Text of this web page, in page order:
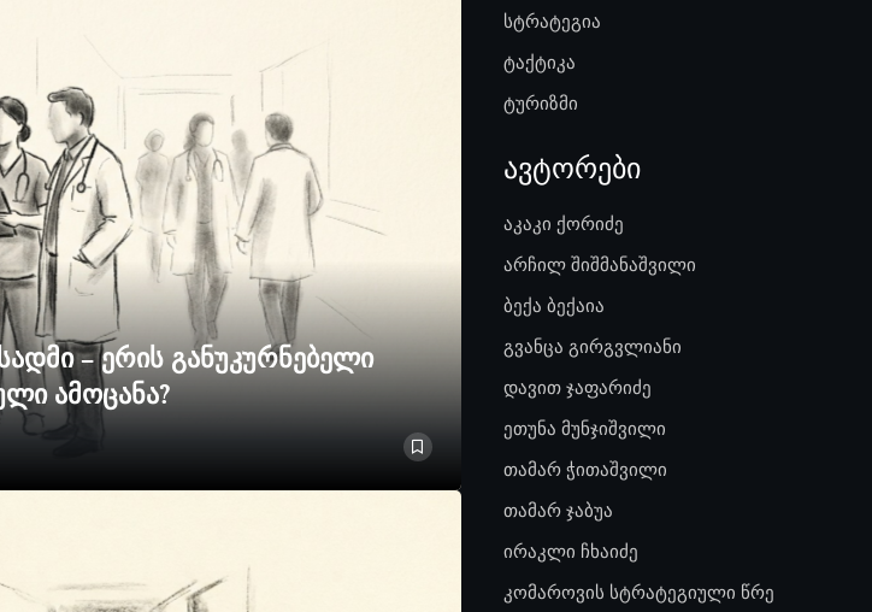
– ერის განუკურნებელი
ამოცანა?
სტრატეგია
ტაქტიკა
ტურიზმი
ავტორები
აკაკი ქორიძე
არჩილ შიშმანაშვილი
ბექა ბექაია
გვანცა გირგვლიანი
დავით ჯაფარიძე
ეთუნა მუნჯიშვილი
თამარ ჭითაშვილი
თამარ ჯაბუა
ირაკლი ჩხაიძე
კომაროვის სტრატეგიული წრე